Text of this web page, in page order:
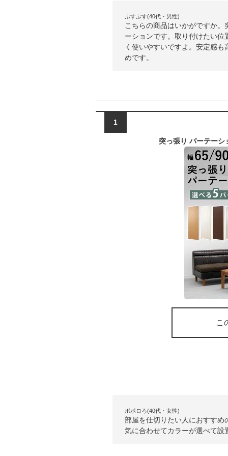
ぷすぷす(40代・男性)
こちらの商品はいかがですか
ーションです。取り付けたい
く使いやすいですよ。安定感
めです。
1
こ
ポポロろ(40代・女性)
部屋を仕切りたい人におすす
気に合わせてカラーが選べて